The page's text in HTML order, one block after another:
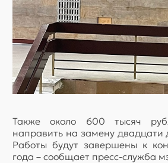
Также около 600 тысяч
направить на замену двадцати
Работы будут завершены к
года – сообщает пресс-служба